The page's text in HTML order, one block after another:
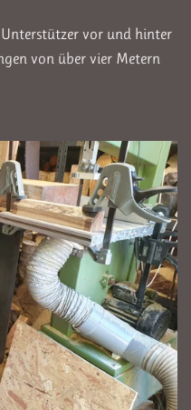
vor und hinter
von über vier Metern